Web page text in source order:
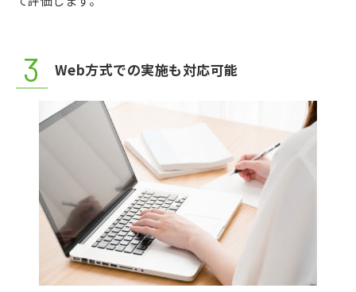
Web方式での実施も対応可能